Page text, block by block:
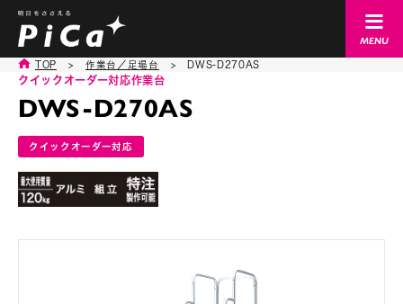
TOP > 作業台／足場台 > DWS-D270AS
DWS-D270AS
クイックオーダー対応作業台
クイックオーダー対応